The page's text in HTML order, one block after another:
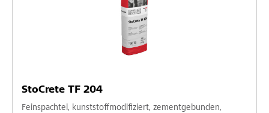
StoCrete TF 204
Feinspachtel, kunststoffmodifiziert, zementgebunden,